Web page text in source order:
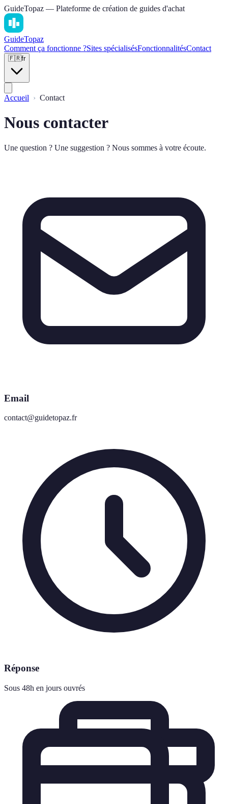
GuideTopaz — Plateforme de création de guides d'achat
GuideTopaz
Comment ça fonctionne ?Sites spécialisésFonctionnalitésContact
🇫🇷fr
Accueil Contact
Nous contacter
Une question ? Une suggestion ? Nous sommes à votre écoute.
Email
contact@guidetopaz.fr
Réponse
Sous 48h en jours ouvrés